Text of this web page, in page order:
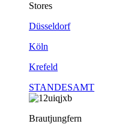
Stores
Düsseldorf
Köln
Krefeld
STANDESAMT
Brautjungfern